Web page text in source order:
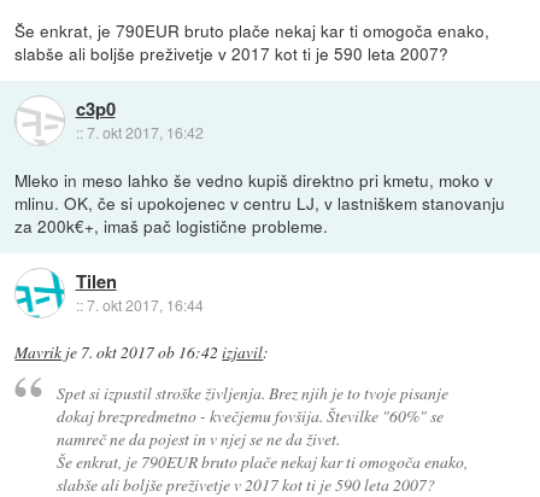
Še enkrat, je 790EUR bruto plače nekaj kar ti omogoča enako,
slabše ali boljše preživetje v 2017 kot ti je 590 leta 2007?
c3p0
::7. okt 2017, 16:42
Mleko in meso lahko še vedno kupiš direktno pri kmetu, moko v
mlinu. OK, če si upokojenec v centru LJ, v lastniškem stanovanju
za 200k€+, imaš pač logistične probleme.
Tilen
::7. okt 2017, 16:44
Mavrik je 7. okt 2017 ob 16:42 izjavil:
Spet si izpustil stroške življenja. Brez njih je to tvoje pisanje
dokaj brezpredmetno - kvečjemu fovšija. Številke "60%" se
namreč ne da pojest in v njej se ne da živet.
Še enkrat, je 790EUR bruto plače nekaj kar ti omogoča enako,
slabše ali boljše preživetje v 2017 kot ti je 590 leta 2007?